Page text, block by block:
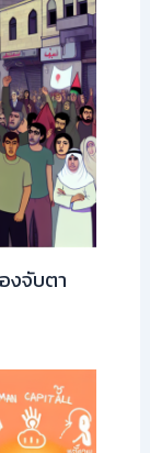
งจับตา